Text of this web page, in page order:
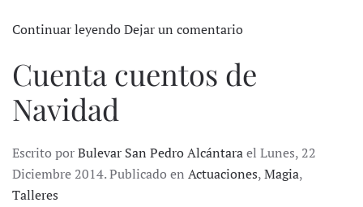
Continuar leyendoDejar un comentario
Cuenta cuentos de
Navidad
Escrito porBulevar San Pedro Alcántarael Lunes, 22
Diciembre 2014. Publicado en Actuaciones,Magia,
Talleres